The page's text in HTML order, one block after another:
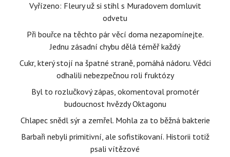
Vyřízeno: Fleury už si stihl s Muradovem domluvit
odvetu
Při bouřce na těchto pár věcí doma nezapomínejte.
Jednu zásadní chybu dělá téměř každý
Cukr, který stojí na špatné straně, pomáhá nádoru. Vědci
odhalili nebezpečnou roli fruktózy
Byl to rozlučkový zápas, okomentoval promotér
budoucnost hvězdy Oktagonu
Chlapec snědl sýr a zemřel. Mohla za to běžná bakterie
Barbaři nebyli primitivní, ale sofistikovaní. Historii totiž
psali vítězové